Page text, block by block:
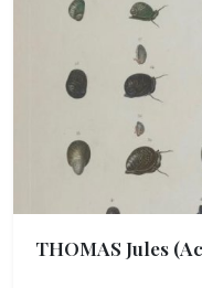
THOMAS Jules